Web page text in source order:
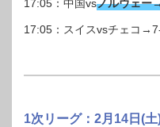
17:05：中国vsノルウェー
17:05：スイスvsチェコ
1次リーグ：2月14日(土